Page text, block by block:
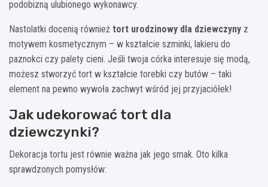
podobizną ulubionego wykonawcy.
Nastolatki docenią również tort urodzinowy dla dziewczyny z
motywem kosmetycznym – w kształcie szminki, lakieru do
paznokci czy palety cieni. Jeśli twoja córka interesuje się modą,
możesz stworzyć tort w kształcie torebki czy butów – taki
element na pewno wywoła zachwyt wśród jej przyjaciółek!
Jak udekorować tort dla
dziewczynki?
Dekoracja tortu jest równie ważna jak jego smak. Oto kilka
sprawdzonych pomysłów: